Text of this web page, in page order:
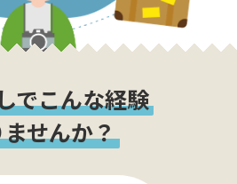
でこんな経験
せんか？